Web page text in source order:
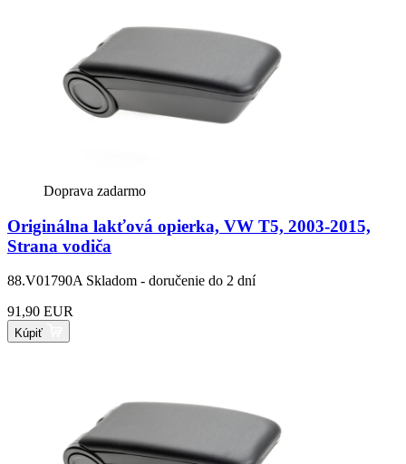
Doprava zadarmo
Originálna lakťová opierka, VW T5, 2003-2015,
Strana vodiča
88.V01790A Skladom - doručenie do 2 dní
91,90 EUR
Kúpiť